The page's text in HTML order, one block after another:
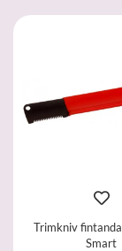
Trimkniv
Smart